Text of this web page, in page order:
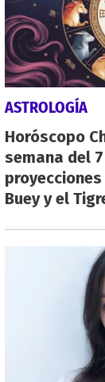
ASTROLOGÍA
Horóscopo
semana del
Buey y el